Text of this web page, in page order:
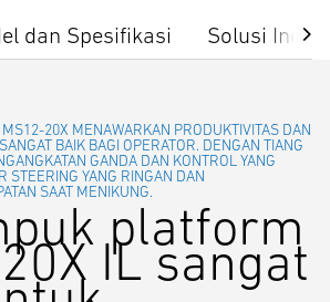
dan Spesifikasi Solusi
20X MENAWARKAN PRODUKTIVITAS DAN
BAIK BAGI OPERATOR. DENGAN TIANG
GANDA DAN KONTROL YANG
STEERING YANG RINGAN DAN
SAAT MENIKUNG.
platform
IL sangat